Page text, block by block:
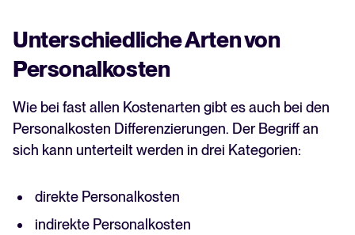
Unterschiedliche Arten von
Personalkosten
Wie bei fast allen Kostenarten gibt es auch bei den
Personalkosten Differenzierungen. Der Begriff an
sich kann unterteilt werden in drei Kategorien:
direkte Personalkosten
indirekte Personalkosten